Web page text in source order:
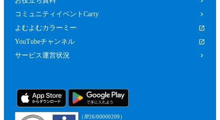
コミュニティイベントCarty
よむよむカラーミー
YouTubeチャンネル
サービス運営状況
（JP26/00000209）